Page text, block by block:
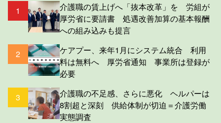
1
介護職の賃上げへ「抜本改革」を 労組が
厚労省に要請書 処遇改善加算の基本報酬
への組み込みも提言
2
ケアプー、来年1月にシステム統合 利用
料は無料へ 厚労省通知 事業所は登録が
必要
3
介護職の不足感、さらに悪化 ヘルパーは
8割超と深刻 供給体制が切迫＝介護労働
実態調査